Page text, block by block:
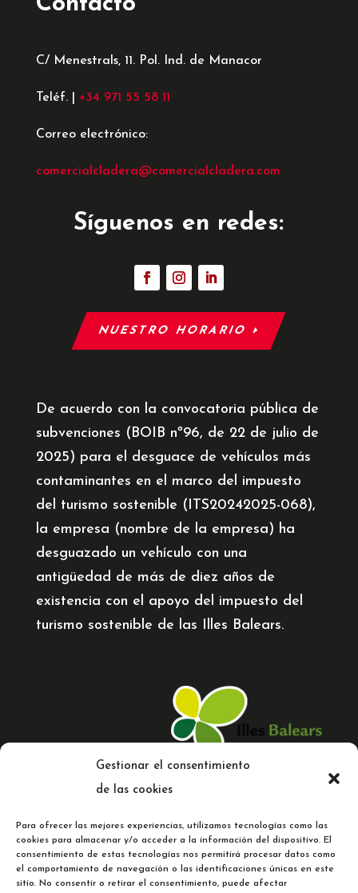
Gestionar el consentimiento
de las cookies
Para ofrecer las mejores experiencias, utilizamos tecnologías como las
cookies para almacenar y/o acceder a la información del dispositivo. El
consentimiento de estas tecnologías nos permitirá procesar datos como
el comportamiento de navegación o las identificaciones únicas en este
sitio. No consentir o retirar el consentimiento, puede afectar
C/ Menestrals, 11. Pol. Ind. de Manacor
Teléf. | +34 971 55 58 11
Correo electrónico:
comercialcladera@comercialcladera.com
Síguenos en redes:
NUESTRO HORARIO
De acuerdo con la convocatoria pública de
subvenciones (BOIB nº96, de 22 de julio de
2025) para el desguace de vehículos más
contaminantes en el marco del impuesto
del turismo sostenible (ITS20242025-068),
la empresa (nombre de la empresa) ha
desguazado un vehículo con una
antigüedad de más de diez años de
existencia con el apoyo del impuesto del
turismo sostenible de las Illes Balears.
© 2023 Comercial Cladera |Web